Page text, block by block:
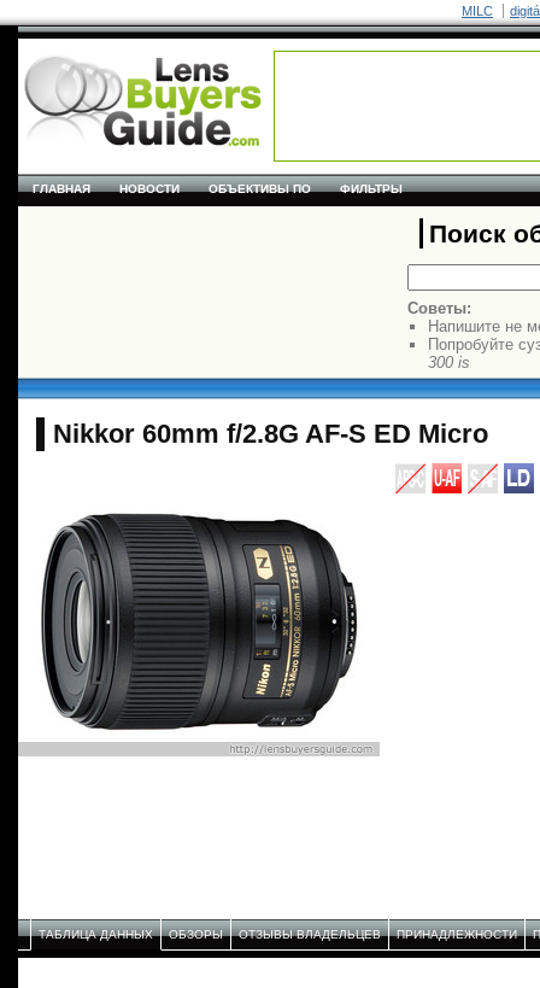
MILC
ГЛАВНАЯ НОВОСТИ ОБЪЕКТИВЫ ПО ФИЛЬТРЫ
Поиск
Советы:
Напишите не
Попробуйте
300 is
Nikkor 60mm f/2.8G AF-S ED Micro
ТАБЛИЦА ДАННЫХ ОБЗОРЫ ОТЗЫВЫ ВЛАДЕЛЬЦЕВ ПРИНАДЛЕЖНОСТИ